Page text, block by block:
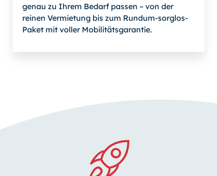
genau zu Ihrem Bedarf passen – von der
reinen Vermietung bis zum Rundum-sorglos-
Paket mit voller Mobilitätsgarantie.